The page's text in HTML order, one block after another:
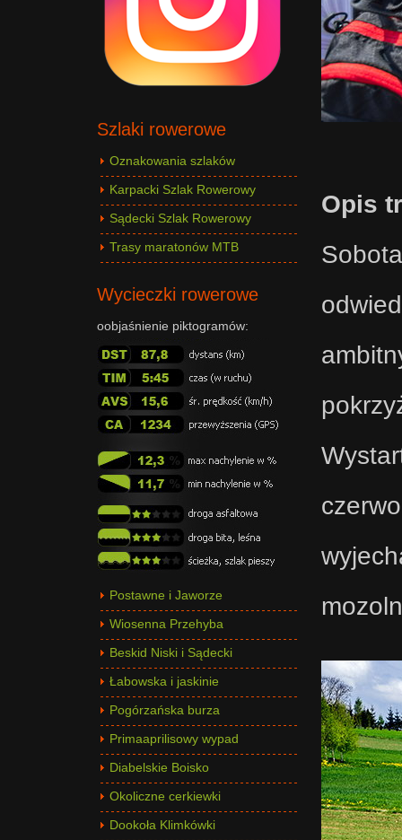
Opis
Szlaki rowerowe
Oznakowania szlaków
Karpacki Szlak Rowerowy
Sądecki Szlak Rowerowy
Trasy maratonów MTB
Wycieczki rowerowe
oobjaśnienie piktogramów:
Postawne i Jaworze
Wiosenna Przehyba
Beskid Niski i Sądecki
Łabowska i jaskinie
Pogórzańska burza
Primaaprilisowy wypad
Diabelskie Boisko
Okoliczne cerkiewki
Dookoła Klimkówki